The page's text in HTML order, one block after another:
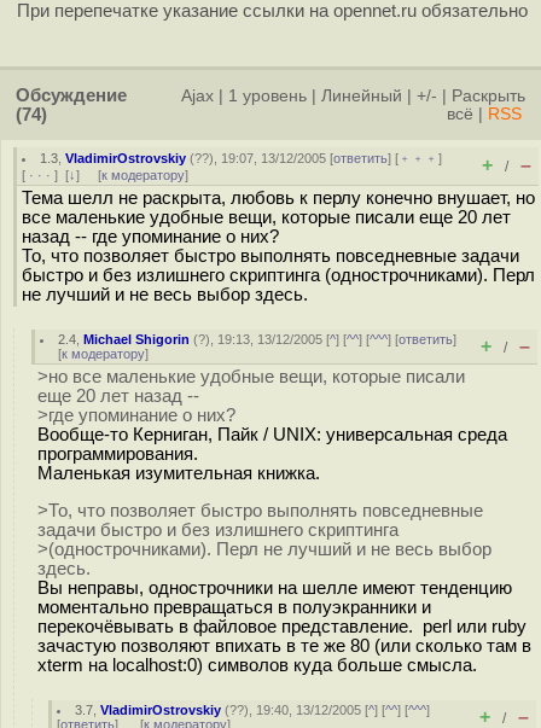
При перепечатке указание ссылки на opennet.ru обязательно
Обсуждение
(74)
Ajax 1 уровень Линейный +/-
Раскрыть
всё
RSS
1.3 ,VladimirOstrovskiy (??), 19:07, 13/12/2005 [ответить] [ ﹢﹢﹢]
[ · · · ] [↓] [к модератору] + / –
Тема шелл не раскрыта, любовь к перлу конечно внушает, но
все маленькие удобные вещи, которые писали еще 20 лет
назад -- где упоминание о них?
То, что позволяет быстро выполнять повседневные задачи
быстро и без излишнего скриптинга (однострочниками). Перл
не лучший и не весь выбор здесь.
2.4 ,Michael Shigorin (?), 19:13, 13/12/2005 [^] [^^] [^^^] [ответить]
[к модератору] + / –
>но все маленькие удобные вещи, которые писали
еще 20 лет назад --
>где упоминание о них?
Вообще-то Керниган, Пайк / UNIX: универсальная среда
программирования.
Маленькая изумительная книжка.
>То, что позволяет быстро выполнять повседневные
задачи быстро и без излишнего скриптинга
>(однострочниками). Перл не лучший и не весь выбор
здесь.
Вы неправы, однострочники на шелле имеют тенденцию
моментально превращаться в полуэкранники и
перекочёвывать в файловое представление. perl или ruby
зачастую позволяют впихать в те же 80 (или сколько там в
xterm на localhost:0) символов куда больше смысла.
3.7 ,VladimirOstrovskiy (??), 19:40, 13/12/2005 [^] [^^] [^^^]
[ответить] [к модератору] + / –